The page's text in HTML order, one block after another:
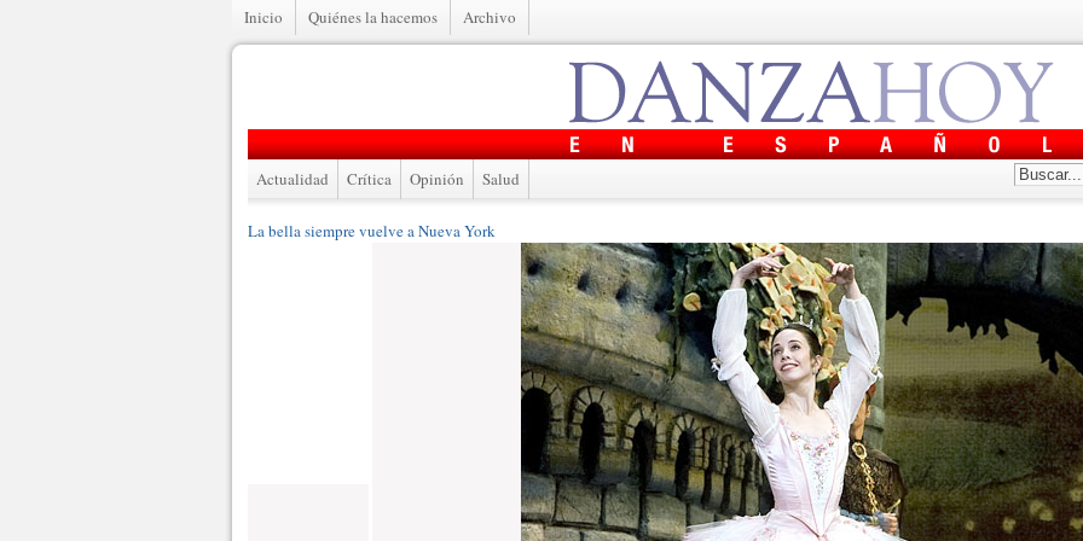
Inicio Quiénes la hacemos Archivo
Actualidad Crítica Opinión Salud
La bella siempre vuelve a Nueva York